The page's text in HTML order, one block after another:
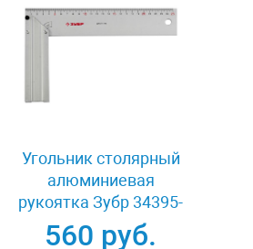
Угольник столярный
алюминиевая
рукоятка Зубр 34395-
30
560 руб.